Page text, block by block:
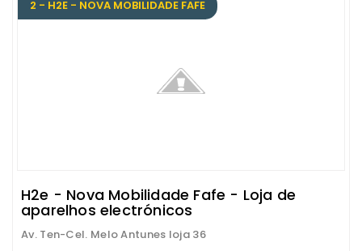
2 - H2E - NOVA MOBILIDADE FAFE
H2e - Nova Mobilidade Fafe - Loja de
aparelhos electrónicos
Av. Ten-Cel. Melo Antunes loja 36